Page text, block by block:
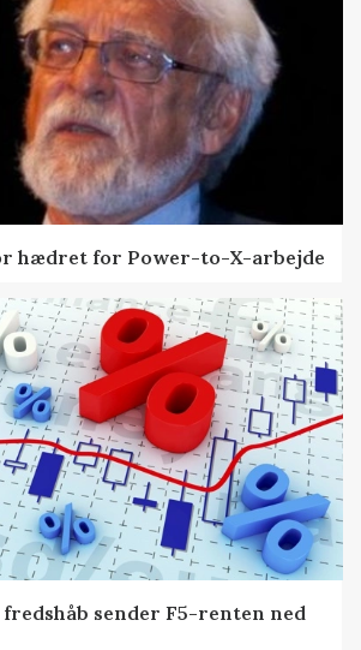
hædret for Power-to-X-arbejde
sender F5-renten ned